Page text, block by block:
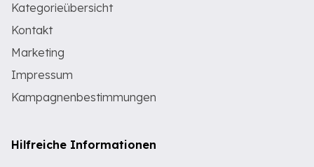
Kategorieübersicht
Kontakt
Marketing
Impressum
Kampagnenbestimmungen
Hilfreiche Informationen